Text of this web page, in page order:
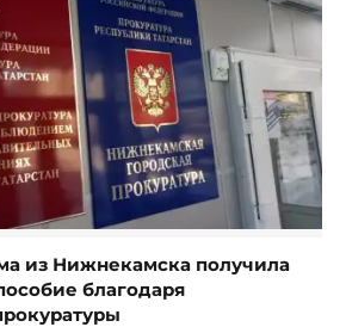
из Нижнекамска получила
благодаря